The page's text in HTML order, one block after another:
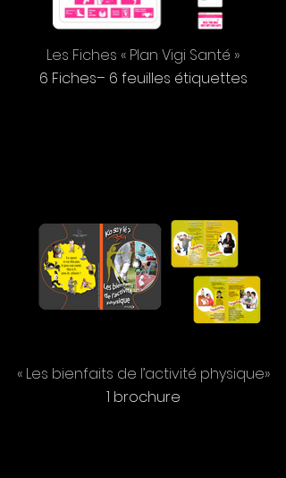
Les Fiches « Plan Vigi Santé »
6 Fiches– 6 feuilles étiquettes
« Les bienfaits de l’activité physique»
1 brochure